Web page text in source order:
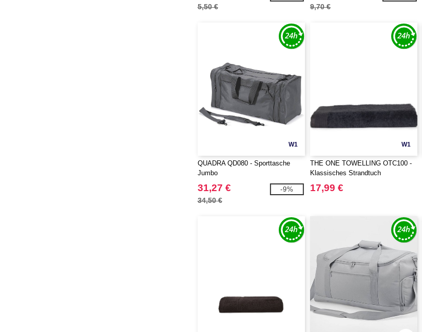
5,50 € 9,70 €
W1
QUADRA QD080 - Sporttasche
Jumbo
31,27 €
34,50 €
-9%
W1
THE ONE TOWELLING OTC100 -
Klassisches Strandtuch
17,99 €